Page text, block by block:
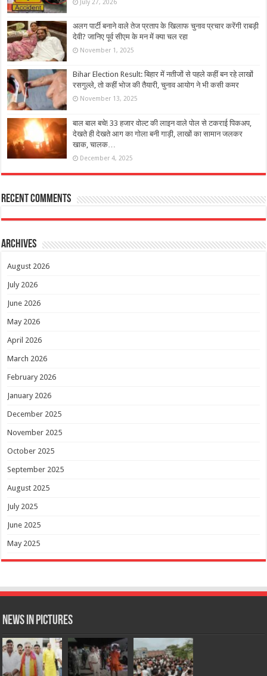
July 27, 2026
अलग पार्टी बनाने वाले तेज प्रताप के खिलाफ चुनाव प्रचार करेंगी राबड़ी
देवी? जानिए पूर्व सीएम के मन में क्या चल रहा
November 1, 2025
Bihar Election Result: बिहार में नतीजों से पहले कहीं बन रहे लाखों
रसगुल्ले, तो कहीं भोज की तैयारी, चुनाव आयोग ने भी कसी कमर
November 13, 2025
बाल बाल बचे! 33 हजार वोल्ट की लाइन वाले पोल से टकराई पिकअप,
देखते ही देखते आग का गोला बनी गाड़ी, लाखों का सामान जलकर
खाक, चालक…
December 4, 2025
Recent Comments
Archives
August 2026
July 2026
June 2026
May 2026
April 2026
March 2026
February 2026
January 2026
December 2025
November 2025
October 2025
September 2025
August 2025
July 2025
June 2025
May 2025
News in Pictures